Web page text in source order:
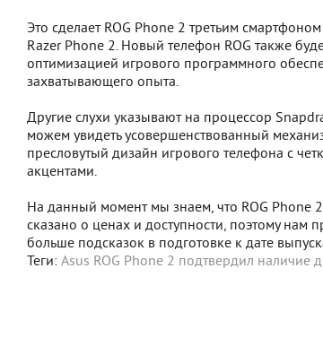
Это сделает ROG Phone 2 третьим
Razer Phone 2. Новый телефон ROG также
оптимизацией игрового программного
захватывающего опыта.
Другие слухи указывают на процессор
можем увидеть усовершенствованный
пресловутый дизайн игрового телефона с
акцентами.
На данный момент мы знаем, что ROG Phone
сказано о ценах и доступности, поэтому нам
больше подсказок в подготовке к дате
Теги: Asus ROG Phone 2 подтвердил наличие